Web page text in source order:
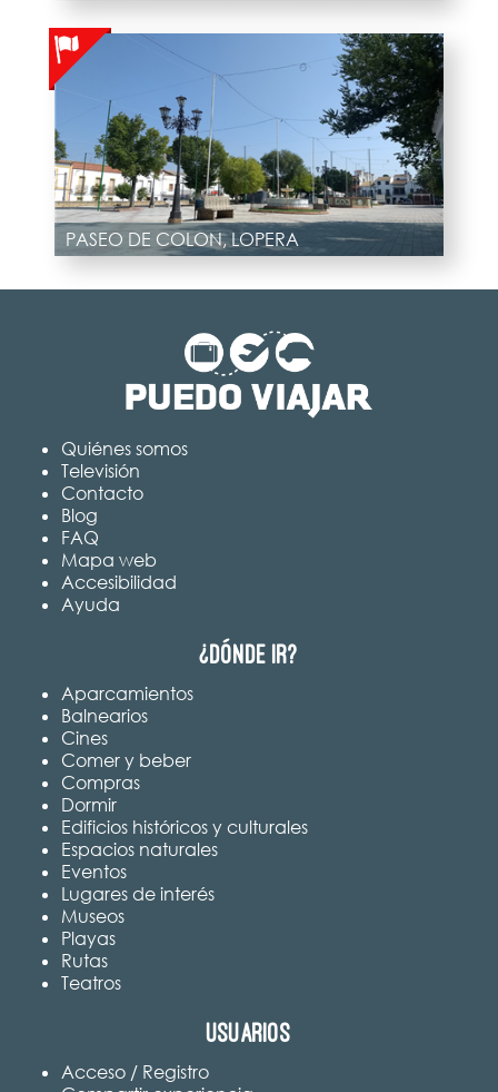
PASEO DE COLON, LOPERA
Quiénes somos
Televisión
Contacto
Blog
FAQ
Mapa web
Accesibilidad
Ayuda
¿Dónde ir?
Aparcamientos
Balnearios
Cines
Comer y beber
Compras
Dormir
Edificios históricos y culturales
Espacios naturales
Eventos
Lugares de interés
Museos
Playas
Rutas
Teatros
Usuarios
Acceso / Registro